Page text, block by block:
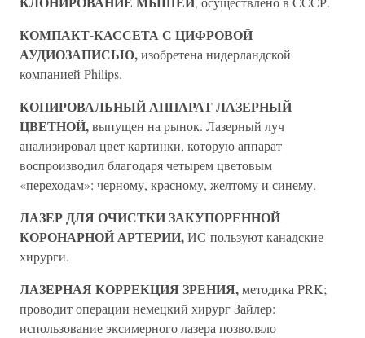
КОМПАКТ-КАССЕТА С ЦИФРОВОЙ
АУДИОЗАПИСЬЮ,изобретена нидерландской
компанией Philips.
КОПИРОВАЛЬНЫЙ АППАРАТ ЛАЗЕРНЫЙ
ЦВЕТНОЙ,выпущен на рынок. Лазерный луч
анализировал цвет картинки, которую аппарат
воспроизводил благодаря четырем цветовым
«переходам»: черному, красному, желтому и синему.
ЛАЗЕР ДЛЯ ОЧИСТКИ ЗАКУПОРЕННОЙ
КОРОНАРНОЙ АРТЕРИИ,ИС-пользуют канадские
хирурги.
ЛАЗЕРНАЯ КОРРЕКЦИЯ ЗРЕНИЯ,методика PRK;
проводит операции немецкий хирург Зайлер:
использование эксимерного лазера позволяло